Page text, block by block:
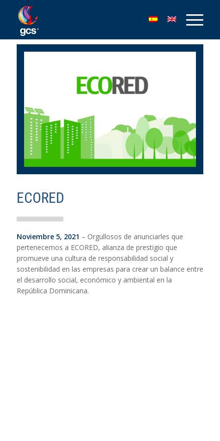
ECORED
Noviembre 5, 2021 – Orgullosos de anunciarles que
pertenecemos a ECORED, alianza de prestigio que
promueve una cultura de responsabilidad social y
sostenibilidad en las empresas para crear un balance entre
el desarrollo social, económico y ambiental en la
República Dominicana.